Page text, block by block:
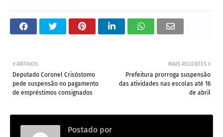
MAIS RECENTES
Prefeitura prorroga suspensão
das atividades nas escolas até 16
de abril
ANTIGOS
Deputado Coronel Crisóstomo
pede suspensão no pagamento
de empréstimos consignados
Postado por